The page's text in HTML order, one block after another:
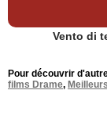
Vento di
Pour découvrir
films Drame,